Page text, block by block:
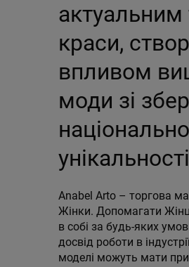
актуальним
краси,
впливом
моди зі
Anabel Arto – торгова
Жінки. Допомагати
в собі за будь-яких
досвід роботи в
моделі можуть мати